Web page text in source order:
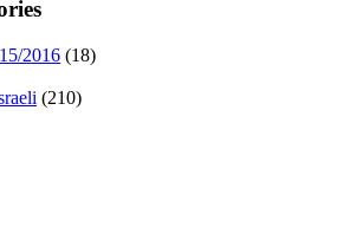
2016 (18)
(210)